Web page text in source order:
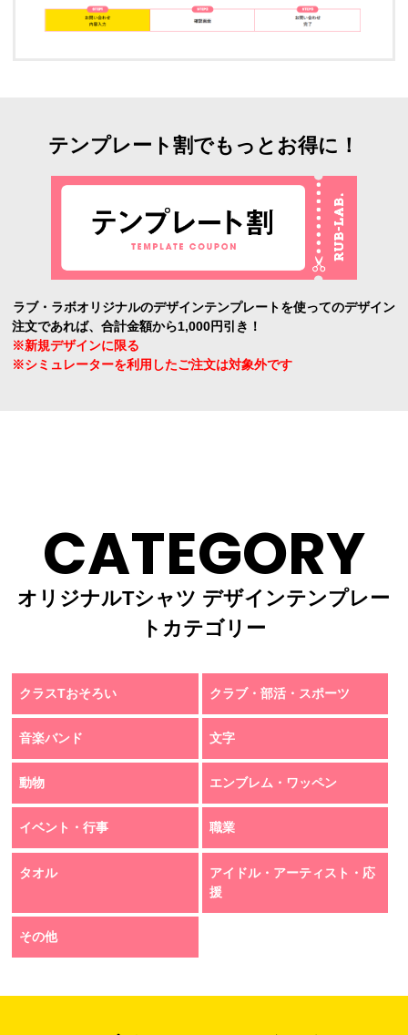
テンプレート割でもっとお得に！
ラブ・ラボオリジナルのデザインテンプレートを使ってのデザイン
注文であれば、合計金額から1,000円引き！
※新規デザインに限る
※シミュレーターを利用したご注文は対象外です
CATEGORY
オリジナルTシャツ デザインテンプレー
トカテゴリー
クラスTおそろい クラブ・部活・スポーツ
音楽バンド 文字
動物 エンブレム・ワッペン
イベント・行事 職業
タオル
アイドル・アーティスト・応
援
その他